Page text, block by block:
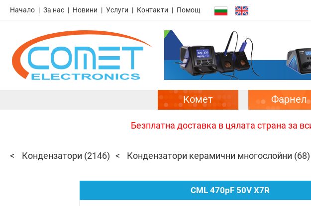
Начало За нас Новини Услуги Контакти Помощ
Комет Фарнел
Безплатна доставка в цялата страна за
Кондензатори (2146) Кондензатори керамични многослойни (68)
CML 470pF 50V X7R